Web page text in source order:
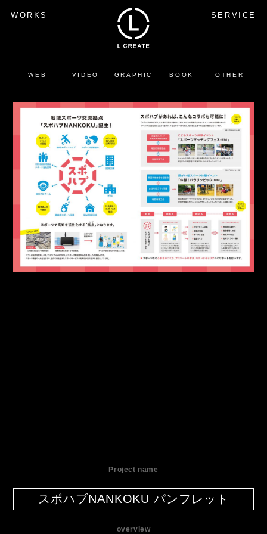
WORKS SERVICE
WEB VIDEO GRAPHIC BOOK OTHER
Project name
スポハブNANKOKU パンフレット
overview